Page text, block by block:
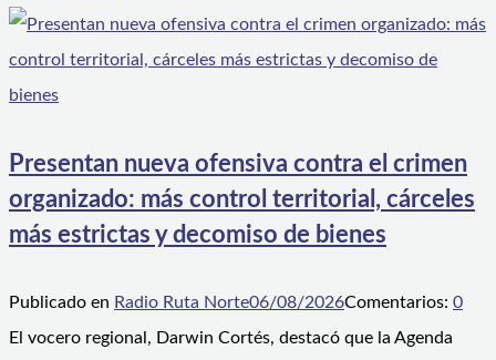
Presentan nueva ofensiva contra el crimen
organizado: más control territorial, cárceles
más estrictas y decomiso de bienes
Publicado en Radio Ruta Norte06/08/2026Comentarios: 0
El vocero regional, Darwin Cortés, destacó que la Agenda